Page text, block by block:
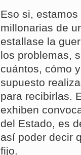
Eso si,
millonarias de
estallase la
los problemas,
cuántos, cómo
supuesto
para recibirlas.
exhiben
del Estado, es
así poder decir
fijo.